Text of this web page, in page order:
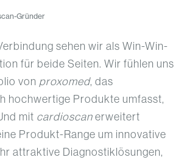
Gründer
sehen wir als Win-Win-
für beide Seiten. Wir fühlen uns
von proxomed, das
hochwertige Produkte umfasst,
mit cardioscanerweitert
Produkt-Range um innovative
attraktive Diagnostiklösungen,